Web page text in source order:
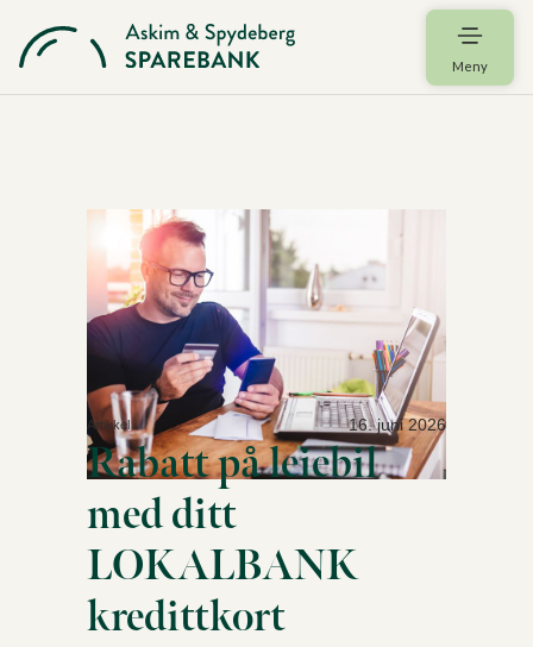
Meny
Artikkel
Rabatt på leiebil
med ditt
LOKALBANK
kredittkort
16. juni 2026